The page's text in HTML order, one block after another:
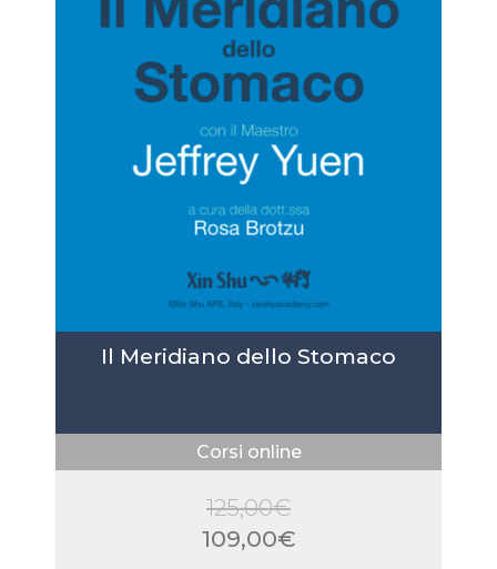
Il Meridiano dello Stomaco
Corsi online
125,00€
Il
109,00€